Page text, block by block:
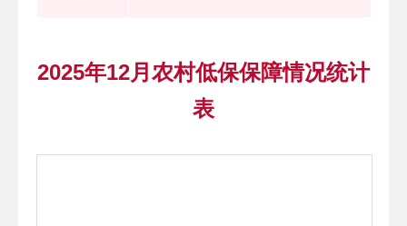
2025年12月农村低保保障情况统计
表